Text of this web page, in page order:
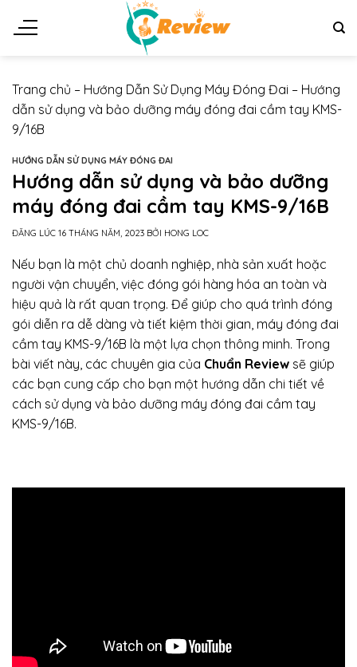
đến
Trang chủ – Hướng Dẫn Sử Dụng Máy Đóng Đai – Hướng
dẫn sử dụng và bảo dưỡng máy đóng đai cầm tay KMS-
9/16B
HƯỚNG DẪN SỬ DỤNG MÁY ĐÓNG ĐAI
Hướng dẫn sử dụng và bảo dưỡng
máy đóng đai cầm tay KMS-9/16B
ĐĂNG LÚC 16 THÁNG NĂM, 2023 BỞI HONG LOC
Nếu bạn là một chủ doanh nghiệp, nhà sản xuất hoặc
người vận chuyển, việc đóng gói hàng hóa an toàn và
hiệu quả là rất quan trọng. Để giúp cho quá trình đóng
gói diễn ra dễ dàng và tiết kiệm thời gian, máy đóng đai
cầm tay KMS-9/16B là một lựa chọn thông minh. Trong
bài viết này, các chuyên gia của Chuẩn Review sẽ giúp
các bạn cung cấp cho bạn một hướng dẫn chi tiết về
cách sử dụng và bảo dưỡng máy đóng đai cầm tay
KMS-9/16B.